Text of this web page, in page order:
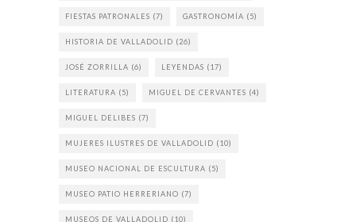
FIESTAS PATRONALES (7) GASTRONOMÍA (5)
HISTORIA DE VALLADOLID (26)
JOSÉ ZORRILLA (6) LEYENDAS (17)
LITERATURA (5) MIGUEL DE CERVANTES (4)
MIGUEL DELIBES (7)
MUJERES ILUSTRES DE VALLADOLID (10)
MUSEO NACIONAL DE ESCULTURA (5)
MUSEO PATIO HERRERIANO (7)
MUSEOS DE VALLADOLID (10)